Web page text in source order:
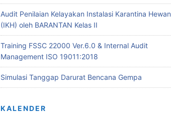
Audit Penilaian Kelayakan Instalasi Karantina Hewan
(IKH) oleh BARANTAN Kelas II
Training FSSC 22000 Ver.6.0 & Internal Audit
Management ISO 19011:2018
Simulasi Tanggap Darurat Bencana Gempa
KALENDER